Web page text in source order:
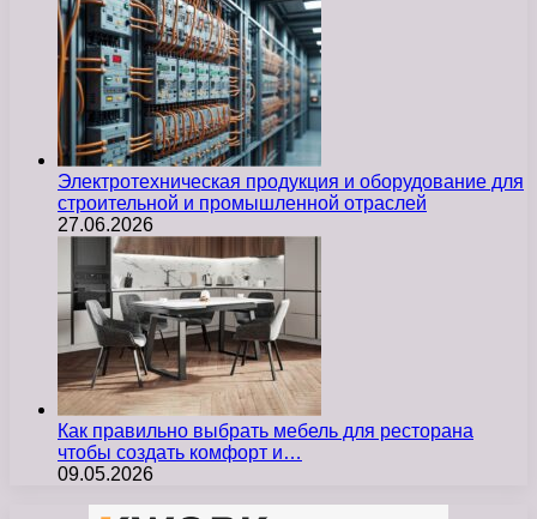
Электротехническая продукция и оборудование для
строительной и промышленной отраслей
27.06.2026
Как правильно выбрать мебель для ресторана
чтобы создать комфорт и…
09.05.2026